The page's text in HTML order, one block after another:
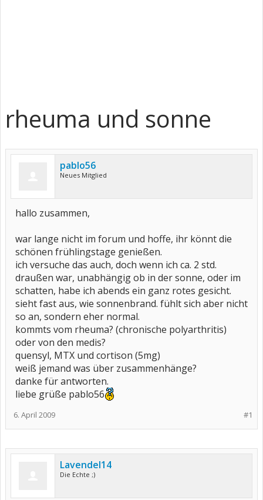
rheuma und sonne
pablo56
Neues Mitglied
hallo zusammen,
war lange nicht im forum und hoffe, ihr könnt die
schönen frühlingstage genießen.
ich versuche das auch, doch wenn ich ca. 2 std.
draußen war, unabhängig ob in der sonne, oder im
schatten, habe ich abends ein ganz rotes gesicht.
sieht fast aus, wie sonnenbrand. fühlt sich aber nicht
so an, sondern eher normal.
kommts vom rheuma? (chronische polyarthritis)
oder von den medis?
quensyl, MTX und cortison (5mg)
weiß jemand was über zusammenhänge?
danke für antworten.
liebe grüße pablo56
#1
6. April 2009
Lavendel14
Die Echte ;)